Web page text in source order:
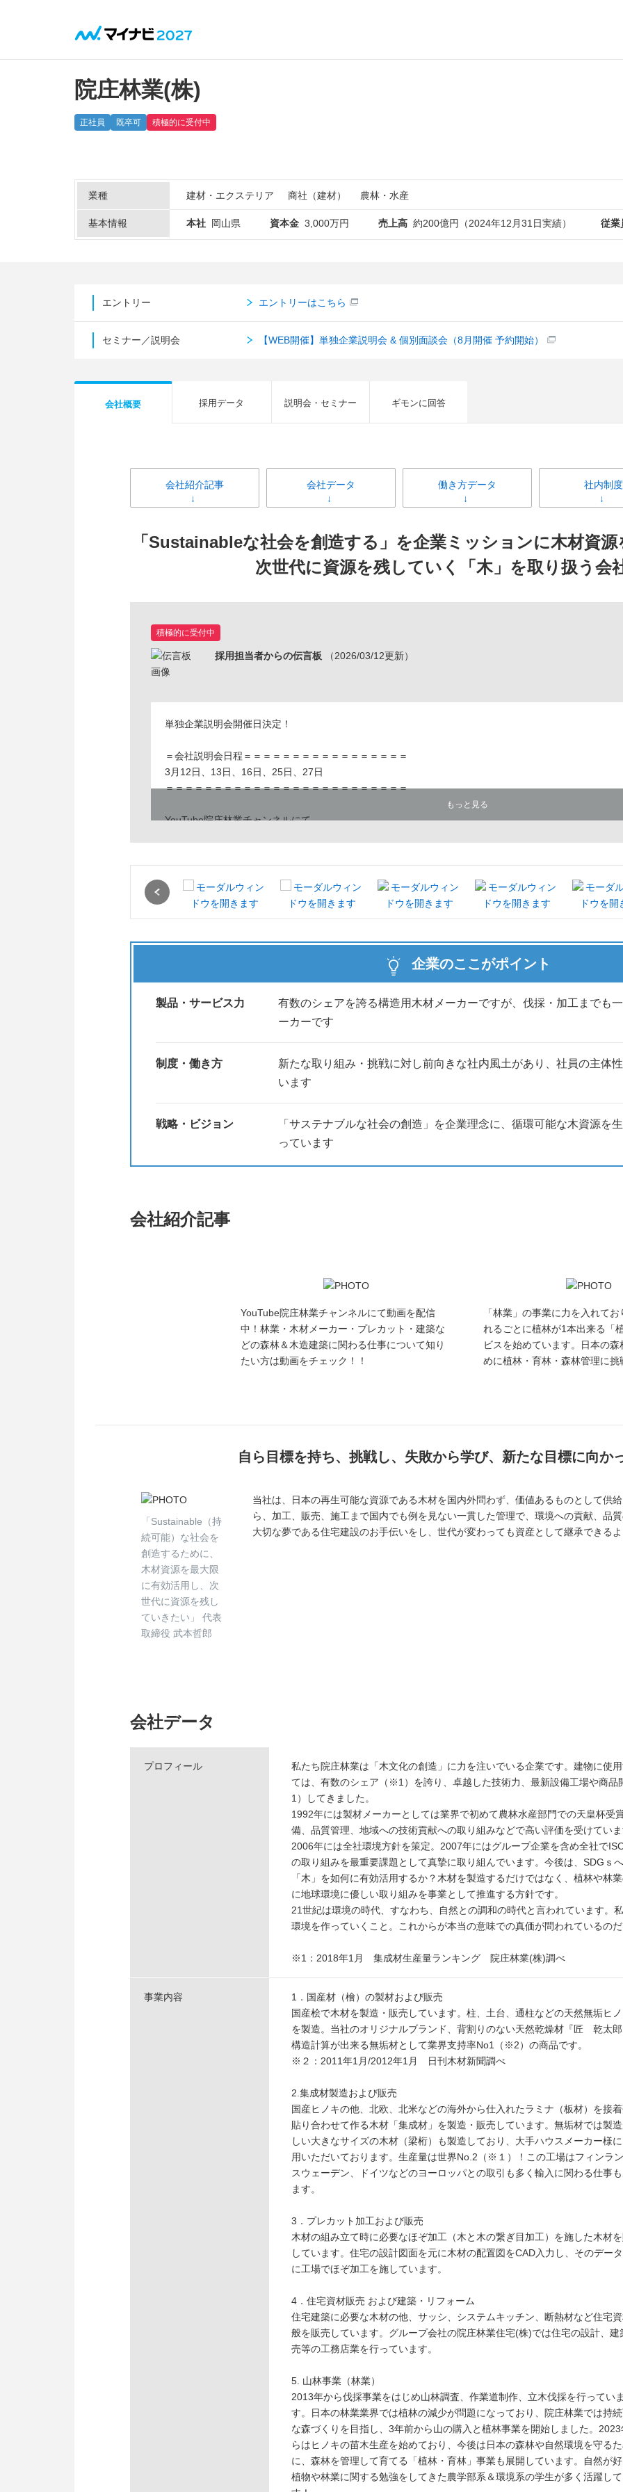
院庄林業(株)
正社員 既卒可 積極的に受付中
業種 建材・エクステリア 商社（建材） 農林・水産
基本情報 本社 岡山県 資本金 3,000万円 売上高 約200億円（2024年12月31日実績） 従業
エントリー エントリーはこちら
セミナー／説明会 【WEB開催】単独企業説明会 & 個別面談会（8月開催 予約開始）
会社概要 採用データ 説明会・セミナー ギモンに回答
会社紹介記事 会社データ 働き方データ 社内制度
「Sustainableな社会を創造する」を企業ミッションに木材資
次世代に資源を残していく「木」を取り扱う会
積極的に受付中
採用担当者からの伝言板 （2026/03/12更新）
単独企業説明会開催日決定！
＝会社説明会日程＝＝＝＝＝＝＝＝＝＝＝＝＝＝＝＝＝
3月12日、13日、16日、25日、27日
＝＝＝＝＝＝＝＝＝＝＝＝＝＝＝＝＝＝＝＝＝＝＝＝＝
YouTube院庄林業チャンネルにて
もっと見る
企業のここがポイント
製品・サービス力
有数のシェアを誇る構造用木材メーカーですが、伐採・加工までも
ーカーです
制度・働き方
新たな取り組み・挑戦に対し前向きな社内風土があり、社員の主体
います
戦略・ビジョン
「サステナブルな社会の創造」を企業理念に、循環可能な木資源を
っています
会社紹介記事
YouTube院庄林業チャンネルにて動画を配信
中！林業・木材メーカー・プレカット・建築な
どの森林＆木造建築に関わる仕事について知り
たい方は動画をチェック！！
「林業」の事業に力を入れて
れるごとに植林が1本出来る「
ビスを始めています。日本の森
めに植林・育林・森林管理に挑
自ら目標を持ち、挑戦し、失敗から学び、新たな目標に向か
「Sustainable（持
続可能）な社会を
創造するために、
木材資源を最大限
に有効活用し、次
世代に資源を残し
ていきたい」 代表
取締役 武本哲郎
当社は、日本の再生可能な資源である木材を国内外問わず、価値あるものとして供
ら、加工、販売、施工まで国内でも例を見ない一貫した管理で、環境への貢献、品
大切な夢である住宅建設のお手伝いをし、世代が変わっても資産として継承できる
会社データ
プロフィール
私たち院庄林業は「木文化の創造」に力を注いでいる企業です。建物に使
ては、有数のシェア（※1）を誇り、卓越した技術力、最新設備工場や商
1）してきました。
1992年には製材メーカーとしては業界で初めて農林水産部門での天皇杯受
備、品質管理、地域への技術貢献への取り組みなどで高い評価を受けてい
2006年には全社環境方針を策定。2007年にはグループ企業を含め全社で
の取り組みを最重要課題として真摯に取り組んでいます。今後は、SDGｓ
「木」を如何に有効活用するか？木材を製造するだけではなく、植林や林
に地球環境に優しい取り組みを事業として推進する方針です。
21世紀は環境の時代、すなわち、自然との調和の時代と言われています。
環境を作っていくこと。これからが本当の意味での真価が問われているの
※1：2018年1月 集成材生産量ランキング 院庄林業(株)調べ
事業内容
1．国産材（檜）の製材および販売
国産桧で木材を製造・販売しています。柱、土台、通柱などの天然無垢ヒ
を製造。当社のオリジナルブランド、背割りのない天然乾燥材『匠 乾太
構造計算が出来る無垢材として業界支持率No1（※2）の商品です。
※２：2011年1月/2012年1月 日刊木材新聞調べ
2.集成材製造および販売
国産ヒノキの他、北欧、北米などの海外から仕入れたラミナ（板材）を接
貼り合わせて作る木材「集成材」を製造・販売しています。無垢材では製
しい大きなサイズの木材（梁桁）も製造しており、大手ハウスメーカー様
用いただいております。生産量は世界No.2（※１）！この工場はフィンラ
スウェーデン、ドイツなどのヨーロッパとの取引も多く輸入に関わる仕事
ます。
3．プレカット加工および販売
木材の組み立て時に必要なほぞ加工（木と木の繋ぎ目加工）を施した木材
しています。住宅の設計図面を元に木材の配置図をCAD入力し、そのデー
に工場でほぞ加工を施しています。
4．住宅資材販売 および建築・リフォーム
住宅建築に必要な木材の他、サッシ、システムキッチン、断熱材など住宅
般を販売しています。グループ会社の院庄林業住宅(株)では住宅の設計、建
売等の工務店業を行っています。
5. 山林事業（林業）
2013年から伐採事業をはじめ山林調査、作業道制作、立木伐採を行ってい
す。日本の林業業界では植林の減少が問題になっており、院庄林業では持
な森づくりを目指し、3年前から山の購入と植林事業を開始しました。2023
らはヒノキの苗木生産を始めており、今後は日本の森林や自然環境を守る
に、森林を管理して育てる「植林・育林」事業も展開しています。自然が
植物や林業に関する勉強をしてきた農学部系＆環境系の学生が多く活躍し